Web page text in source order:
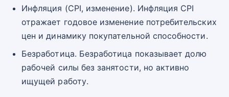
Инфляция (CPI, изменение). Инфляция CPI
отражает годовое изменение потребительских
цен и динамику покупательной способности.
Безработица. Безработица показывает долю
рабочей силы без занятости, но активно
ищущей работу.